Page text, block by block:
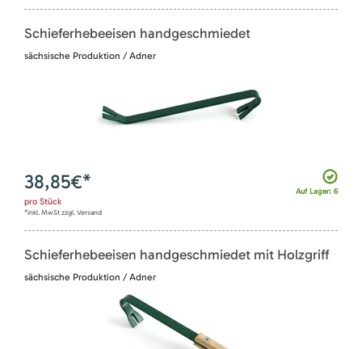
Schieferhebeeisen handgeschmiedet
sächsische Produktion / Adner
Auf Lager: 6
38,85€*
pro Stück
*inkl. MwSt zzgl. Versand
Schieferhebeeisen handgeschmiedet mit Holzgriff
sächsische Produktion / Adner